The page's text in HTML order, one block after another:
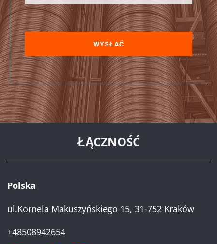
ŁĄCZNOŚĆ
Polska
ul.Kornela Makuszyńskiego 15, 31-752 Kraków
+48508942654